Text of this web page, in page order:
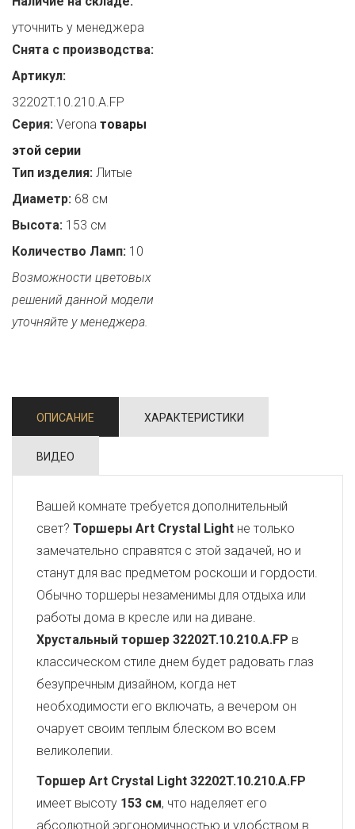
уточнить у менеджера
Снята с производства:
Артикул:
32202T.10.210.A.FP
Серия: Verona товары
этой серии
Тип изделия: Литые
Диаметр: 68 см
Высота: 153 см
Количество Ламп: 10
Возможности цветовых
решений данной модели
уточняйте у менеджера.
ОПИСАНИЕ ХАРАКТЕРИСТИКИ
ВИДЕО
Вашей комнате требуется дополнительный
свет? Торшеры Art Crystal Light не только
замечательно справятся с этой задачей, но и
станут для вас предметом роскоши и гордости.
Обычно торшеры незаменимы для отдыха или
работы дома в кресле или на диване.
Хрустальный торшер 32202T.10.210.A.FP в
классическом стиле днем будет радовать глаз
безупречным дизайном, когда нет
необходимости его включать, а вечером он
очарует своим теплым блеском во всем
великолепии.
Торшер Art Crystal Light 32202T.10.210.A.FP
имеет высоту 153 см, что наделяет его
абсолютной эргономичностью и удобством в